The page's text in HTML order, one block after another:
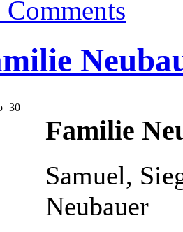
Familie
Samuel,
Neubauer